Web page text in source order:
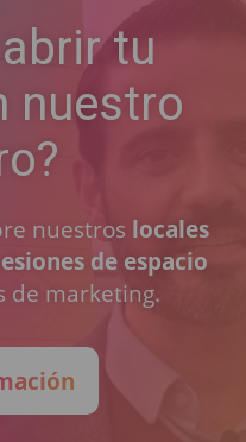
tu
nuestro
nuestros locales
de espacio
de marketing.